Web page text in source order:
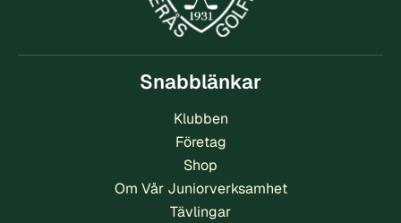
Snabblänkar
Klubben
Företag
Shop
Om Vår Juniorverksamhet
Tävlingar